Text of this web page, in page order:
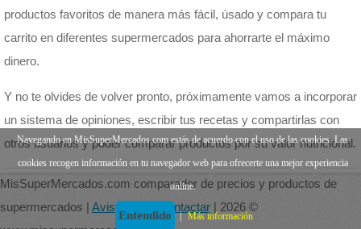
productos favoritos de manera más fácil, úsado y compara tu
carrito en diferentes supermercados para ahorrarte el máximo
dinero.
Y no te olvides de volver pronto, próximamente vamos a incorporar
un sistema de opiniones, escribir tus recetas y compartirlas con
otros usuarios y poder comparar productos por su valor nutricional.
MisSuperMercados.com comparador de precios y productos de
supermercados | Aviso legal Contactar | 2026 ©
Navegando en MisSuperMercados.com estás de acuerdo con el uso de las cookies. Las
cookies recogen información en tu navegador web para ofrecerte una mejor experiencia
online.
Entendido | Más información